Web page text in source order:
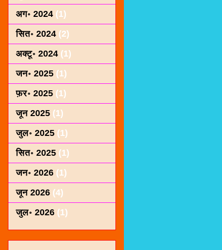
अग॰ 2024 (1)
सित॰ 2024 (2)
अक्टू॰ 2024 (1)
जन॰ 2025 (1)
फ़र॰ 2025 (1)
जून 2025 (1)
जुल॰ 2025 (1)
सित॰ 2025 (1)
जन॰ 2026 (1)
जून 2026 (4)
जुल॰ 2026 (1)